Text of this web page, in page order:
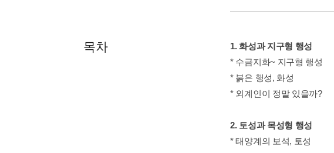
목차
1. 화성과 지구형 행성
* 수금지화~ 지구형 행성
* 붉은 행성, 화성
* 외계인이 정말 있을까?
2. 토성과 목성형 행성
* 태양계의 보석, 토성